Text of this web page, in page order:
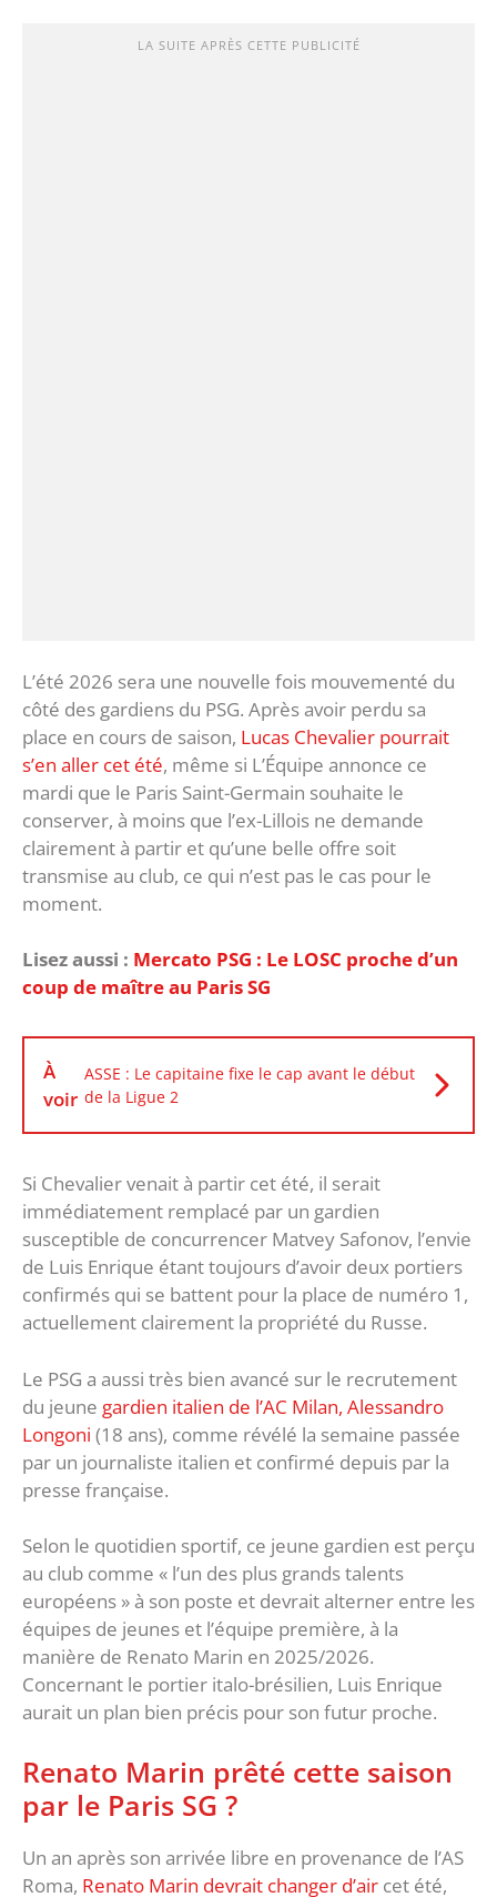
LA SUITE APRÈS CETTE PUBLICITÉ
L’été 2026 sera une nouvelle fois mouvementé du
côté des gardiens du PSG. Après avoir perdu sa
place en cours de saison, Lucas Chevalier pourrait
s’en aller cet été, même si L’Équipe annonce ce
mardi que le Paris Saint-Germain souhaite le
conserver, à moins que l’ex-Lillois ne demande
clairement à partir et qu’une belle offre soit
transmise au club, ce qui n’est pas le cas pour le
moment.
Lisez aussi : Mercato PSG : Le LOSC proche d’un
coup de maître au Paris SG
À
voir
ASSE : Le capitaine fixe le cap avant le début
de la Ligue 2
Si Chevalier venait à partir cet été, il serait
immédiatement remplacé par un gardien
susceptible de concurrencer Matvey Safonov, l’envie
de Luis Enrique étant toujours d’avoir deux portiers
confirmés qui se battent pour la place de numéro 1,
actuellement clairement la propriété du Russe.
Le PSG a aussi très bien avancé sur le recrutement
du jeune gardien italien de l’AC Milan, Alessandro
Longoni (18 ans), comme révélé la semaine passée
par un journaliste italien et confirmé depuis par la
presse française.
Selon le quotidien sportif, ce jeune gardien est perçu
au club comme « l’un des plus grands talents
européens » à son poste et devrait alterner entre les
équipes de jeunes et l’équipe première, à la
manière de Renato Marin en 2025/2026.
Concernant le portier italo-brésilien, Luis Enrique
aurait un plan bien précis pour son futur proche.
Renato Marin prêté cette saison
par le Paris SG ?
Un an après son arrivée libre en provenance de l’AS
Roma, Renato Marin devrait changer d’air cet été,